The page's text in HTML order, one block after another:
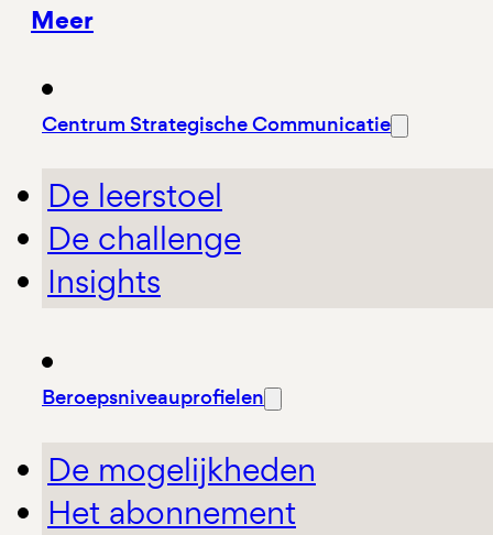
Meer
Centrum Strategische Communicatie
De leerstoel
De challenge
Insights
Beroepsniveauprofielen
De mogelijkheden
Het abonnement